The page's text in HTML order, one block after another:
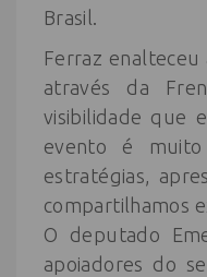
Brasil.
Ferraz enalteceu
através da
visibilidade que
evento é
estratégias,
compartilhamos
O deputado
apoiadores do